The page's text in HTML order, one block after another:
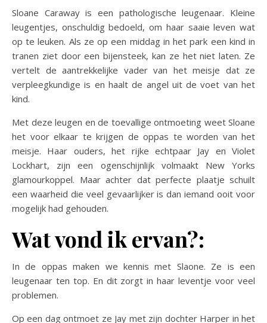
Sloane Caraway is een pathologische leugenaar. Kleine
leugentjes, onschuldig bedoeld, om haar saaie leven wat
op te leuken. Als ze op een middag in het park een kind in
tranen ziet door een bijensteek, kan ze het niet laten. Ze
vertelt de aantrekkelijke vader van het meisje dat ze
verpleegkundige is en haalt de angel uit de voet van het
kind.
Met deze leugen en de toevallige ontmoeting weet Sloane
het voor elkaar te krijgen de oppas te worden van het
meisje. Haar ouders, het rijke echtpaar Jay en Violet
Lockhart, zijn een ogenschijnlijk volmaakt New Yorks
glamourkoppel. Maar achter dat perfecte plaatje schuilt
een waarheid die veel gevaarlijker is dan iemand ooit voor
mogelijk had gehouden.
Wat vond ik ervan?:
In de oppas maken we kennis met Slaone. Ze is een
leugenaar ten top. En dit zorgt in haar leventje voor veel
problemen.
Op een dag ontmoet ze Jay met zijn dochter Harper in het